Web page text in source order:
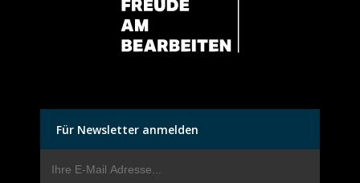
Für Newsletter anmelden